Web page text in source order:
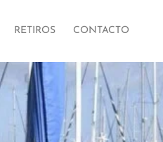
RETIROS CONTACTO